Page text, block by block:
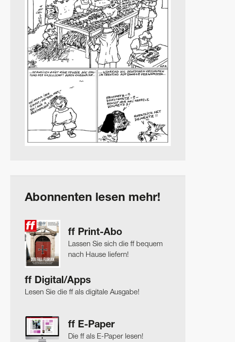
Abonnenten lesen mehr!
ff Print-Abo
Lassen Sie sich die ff bequem
nach Hause liefern!
ff Digital/Apps
Lesen Sie die ff als digitale Ausgabe!
ff E-Paper
Die ff als E-Paper lesen!